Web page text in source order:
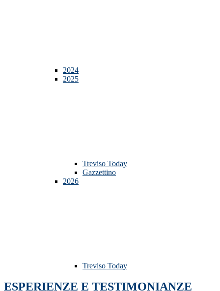
2024
2025
Treviso Today
Gazzettino
2026
Treviso Today
ESPERIENZE E TESTIMONIANZE